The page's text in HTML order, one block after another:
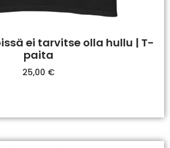
ei tarvitse olla hullu | T-
paita
25,00 €